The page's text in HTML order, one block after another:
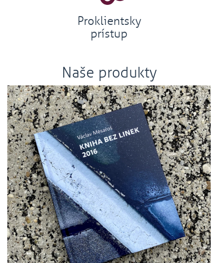
Proklientsky
prístup
Naše produkty